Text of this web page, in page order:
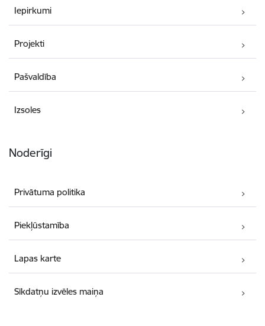
Iepirkumi
Projekti
Pašvaldība
Izsoles
Noderīgi
Privātuma politika
Piekļūstamība
Lapas karte
Sīkdatņu izvēles maiņa